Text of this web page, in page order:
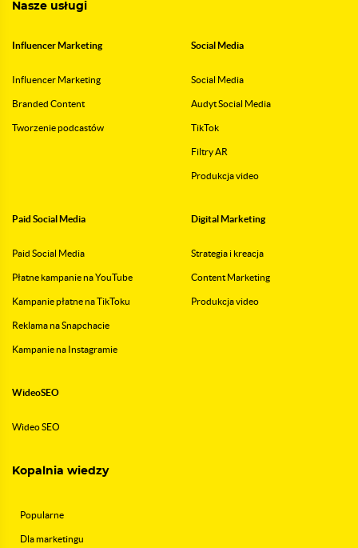
Nasze usługi
Influencer Marketing
Influencer Marketing
Branded Content
Tworzenie podcastów
Social Media
Social Media
Audyt Social Media
TikTok
Filtry AR
Produkcja video
Paid Social Media
Paid Social Media
Płatne kampanie na YouTube
Kampanie płatne na TikToku
Reklama na Snapchacie
Kampanie na Instagramie
Digital Marketing
Strategia i kreacja
Content Marketing
Produkcja video
WideoSEO
Wideo SEO
Kopalnia wiedzy
Popularne
Dla marketingu